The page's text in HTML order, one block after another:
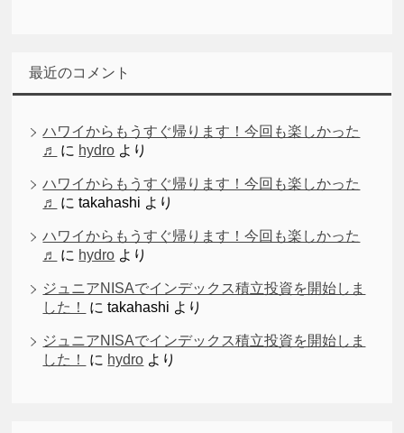
最近のコメント
ハワイからもうすぐ帰ります！今回も楽しかった
♬
に hydro より
ハワイからもうすぐ帰ります！今回も楽しかった
♬
にtakahashi より
ハワイからもうすぐ帰ります！今回も楽しかった
♬
に hydro より
ジュニアNISAでインデックス積立投資を開始しま
した！
にtakahashi より
ジュニアNISAでインデックス積立投資を開始しま
した！
に hydro より